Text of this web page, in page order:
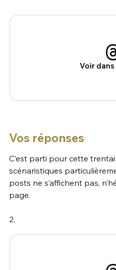
Voir
Vos réponses
C’est parti pour cette
scénaristiques
posts ne s’affichent pas,
page.
2.